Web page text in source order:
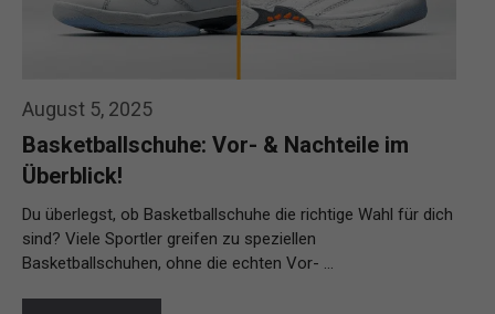
August 5, 2025
Basketballschuhe: Vor- & Nachteile im
Überblick!
Du überlegst, ob Basketballschuhe die richtige Wahl für dich
sind? Viele Sportler greifen zu speziellen
Basketballschuhen, ohne die echten Vor- …